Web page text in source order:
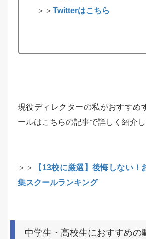
＞＞ Twitterはこちら
現役ディレクターの私がおすすめ
ールはこちらの記事で詳しく紹介し
＞＞
【13校に厳選】後悔しない！
集スクールランキング
中学生・高校生におすすめの